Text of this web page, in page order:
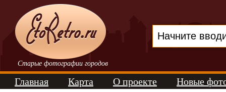
Старые фотографии городов
Главная Карта О проекте Новые